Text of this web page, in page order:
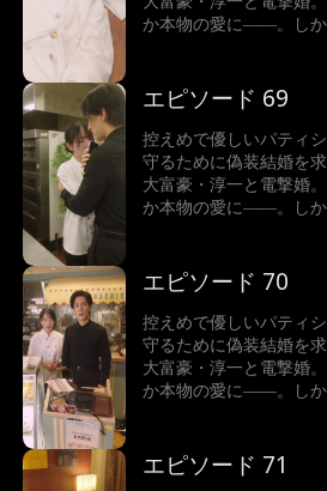
か本物の愛に――。しか
かる！
エピソード 69
控えめで優しいパティ
守るために偽装結婚を
大富豪・淳一と電撃婚
か本物の愛に――。しか
かる！
エピソード 70
控えめで優しいパティ
守るために偽装結婚を
大富豪・淳一と電撃婚
か本物の愛に――。しか
かる！
エピソード 71